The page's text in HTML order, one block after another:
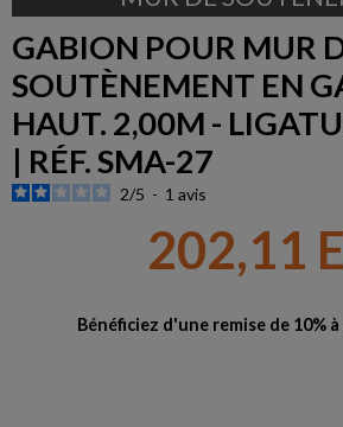
GABION POUR MUR
SOUTÈNEMENT EN
HAUT. 2,00M -
| RÉF. SMA-27
2/5 - 1 avis
202,11
Bénéficiez d'une remise de 10%